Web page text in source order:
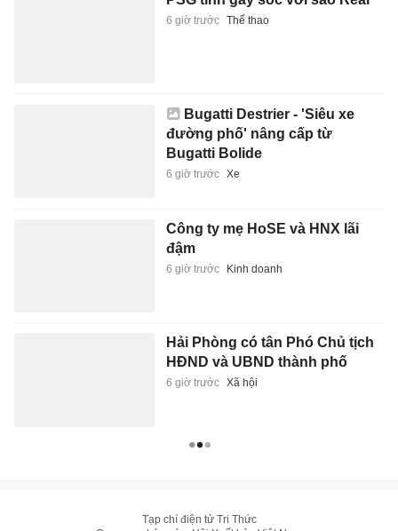
6 giờ trước Thể thao
Bugatti Destrier - 'Siêu xe
đường phố' nâng cấp từ
Bugatti Bolide
6 giờ trước Xe
Công ty mẹ HoSE và HNX lãi
đậm
6 giờ trước Kinh doanh
Hải Phòng có tân Phó Chủ tịch
HĐND và UBND thành phố
6 giờ trước Xã hội
Tạp chí điện tử Tri Thức